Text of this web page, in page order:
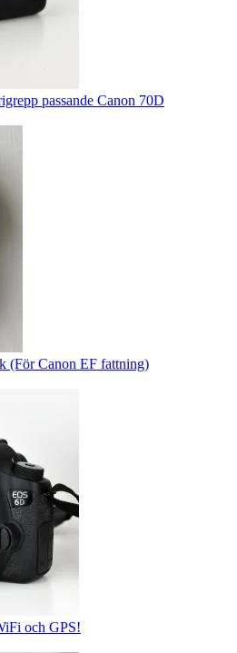
passande Canon 70D
(För Canon EF fattning)
och GPS!